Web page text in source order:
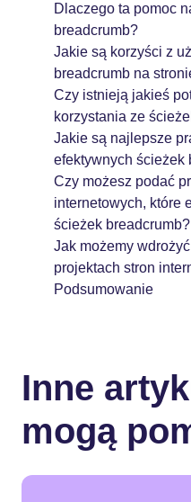
Dlaczego ta pomoc
breadcrumb?
Jakie są korzyści z
breadcrumb na
Czy istnieją jakieś
korzystania ze
Jakie są najlepsze
efektywnych ścieżek
Czy możesz podać
internetowych, które
ścieżek breadcrumb?
Jak możemy
projektach stron
Podsumowanie
Inne
mogą